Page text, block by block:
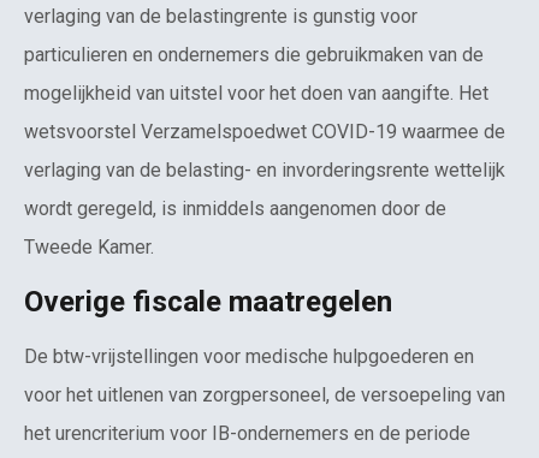
verlaging van de belastingrente is gunstig voor
particulieren en ondernemers die gebruikmaken van de
mogelijkheid van uitstel voor het doen van aangifte. Het
wetsvoorstel Verzamelspoedwet COVID-19 waarmee de
verlaging van de belasting- en invorderingsrente wettelijk
wordt geregeld, is inmiddels aangenomen door de
Tweede Kamer.
Overige fiscale maatregelen
De btw-vrijstellingen voor medische hulpgoederen en
voor het uitlenen van zorgpersoneel, de versoepeling van
het urencriterium voor IB-ondernemers en de periode